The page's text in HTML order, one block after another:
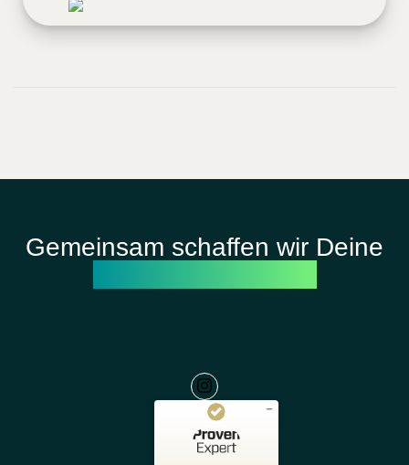
Gemeinsam schaffen wir Deine
Kundenbewertungen und Erfahrungen zu
avgs.digital